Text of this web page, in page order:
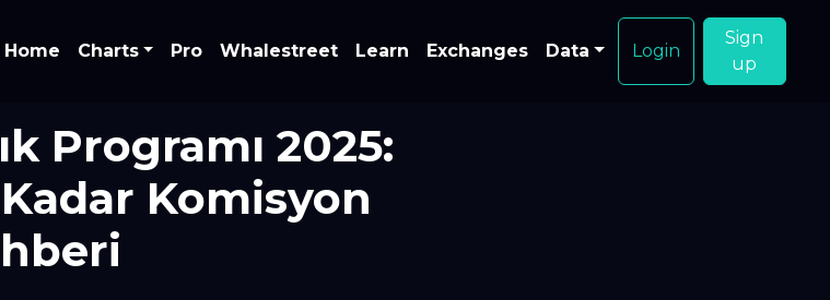
Home Charts Pro Whalestreet Learn Exchanges Data Login
Sign
up
Programı 2025:
Komisyon